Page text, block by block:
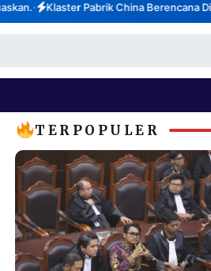
• Klaster Pabrik China Berencana
TERPOPULER